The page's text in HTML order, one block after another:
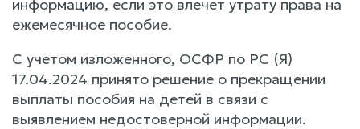
информацию, если это влечет утрату права на
ежемесячное пособие.
С учетом изложенного, ОСФР по РС (Я)
17.04.2024 принято решение о прекращении
выплаты пособия на детей в связи с
выявлением недостоверной информации.